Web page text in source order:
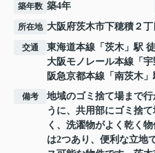
築年数 築4年
所在地 大阪府茨木市下穂積 ２丁
交通 東海道本線 「 茨木 」駅
大阪モノレール本線 「 宇
阪急京都本線 「 南茨木
備考
地域のゴミ捨て場まで
うに、共用部にゴミ捨
く、洗濯物がよく乾く
は2つあり、便利な立地